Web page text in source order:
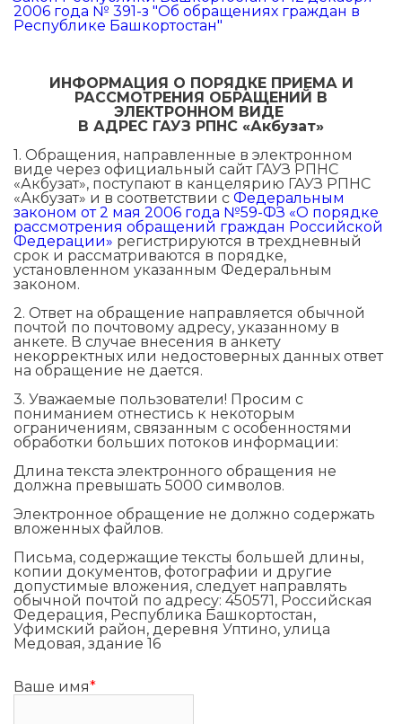
2006 года № 391-з "Об обращениях граждан в
Республике Башкортостан"
ИНФОРМАЦИЯ О ПОРЯДКЕ ПРИЕМА И
РАССМОТРЕНИЯ ОБРАЩЕНИЙ В
ЭЛЕКТРОННОМ ВИДЕ
В АДРЕС ГАУЗ РПНС «Акбузат»
1. Обращения, направленные в электронном
виде через официальный сайт ГАУЗ РПНС
«Акбузат», поступают в канцелярию ГАУЗ РПНС
«Акбузат» и в соответствии с Федеральным
законом от 2 мая 2006 года №59-ФЗ «О порядке
рассмотрения обращений граждан Российской
Федерации» регистрируются в трехдневный
срок и рассматриваются в порядке,
установленном указанным Федеральным
законом.
2. Ответ на обращение направляется обычной
почтой по почтовому адресу, указанному в
анкете. В случае внесения в анкету
некорректных или недостоверных данных ответ
на обращение не дается.
3. Уважаемые пользователи! Просим с
пониманием отнестись к некоторым
ограничениям, связанным с особенностями
обработки больших потоков информации:
Длина текста электронного обращения не
должна превышать 5000 символов.
Электронное обращение не должно содержать
вложенных файлов.
Письма, содержащие тексты большей длины,
копии документов, фотографии и другие
допустимые вложения, следует направлять
обычной почтой по адресу: 450571, Российская
Федерация, Республика Башкортостан,
Уфимский район, деревня Уптино, улица
Медовая, здание 16
Ваше имя*